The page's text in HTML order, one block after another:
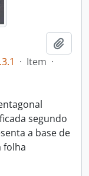
· Item ·
segundo
a base de
folha